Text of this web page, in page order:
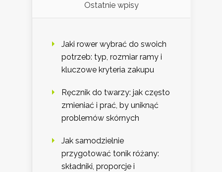
Ostatnie wpisy
Jaki rower wybrać do swoich
potrzeb: typ, rozmiar ramy i
kluczowe kryteria zakupu
Ręcznik do twarzy: jak często
zmieniać i prać, by uniknąć
problemów skórnych
Jak samodzielnie
przygotować tonik różany:
składniki, proporcje i